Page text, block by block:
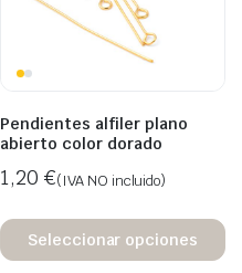
Pendientes alfiler plano
abierto color dorado
1,20 €(IVA NO incluido)
Seleccionar opciones